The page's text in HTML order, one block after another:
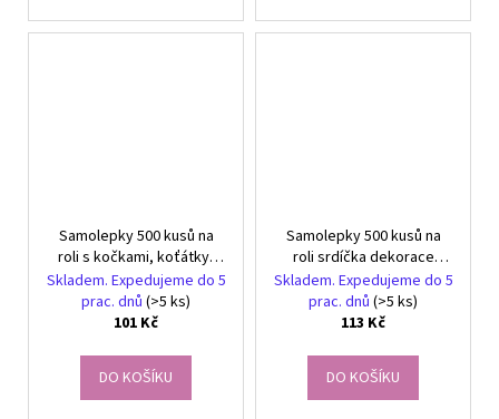
Samolepky 500 kusů na
roli s kočkami, koťátky,
vtipnými memy pro děti
Skladem. Expedujeme do 5
prac. dnů (>5 ks)
101 Kč
DO KOŠÍKU
Samolepky 500 kusů na
roli srdíčka dekorace
samolepicí mix DIY
Skladem. Expedujeme do 5
prac. dnů (>5 ks)
113 Kč
DO KOŠÍKU